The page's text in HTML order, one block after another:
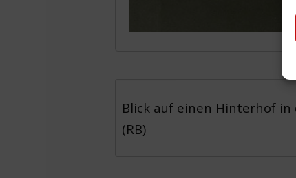
Blick auf einen Hinterhof
(RB)